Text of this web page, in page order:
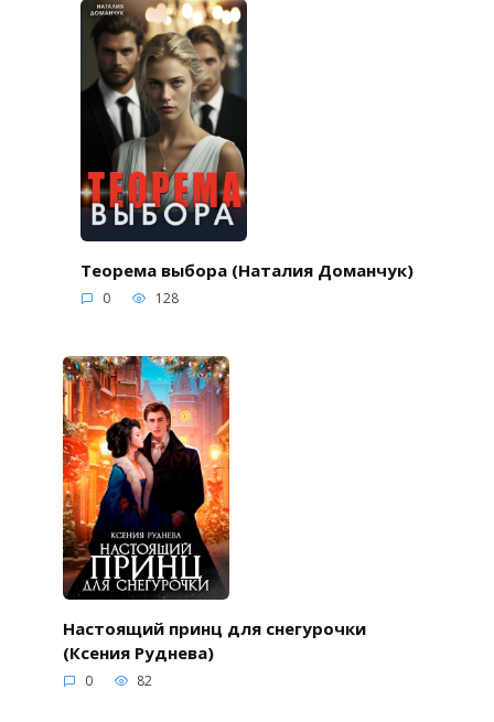
Теорема выбора (Наталия Доманчук)
0 128
Настоящий принц для снегурочки
(Ксения Руднева)
0 82